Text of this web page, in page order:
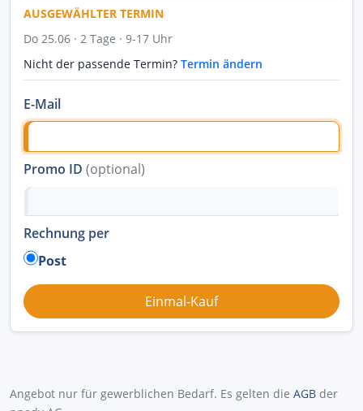
AUSGEWÄHLTER TERMIN
Do 25.06 · 2 Tage · 9-17 Uhr
Nicht der passende Termin? Termin ändern
E-Mail
Promo ID (optional)
Rechnung per
Post
Angebot nur für gewerblichen Bedarf. Es gelten die AGB der